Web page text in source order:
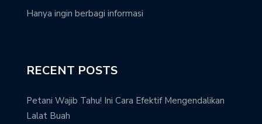
Hanya ingin berbagi informasi
RECENT POSTS
Petani Wajib Tahu! Ini Cara Efektif Mengendalikan
Lalat Buah